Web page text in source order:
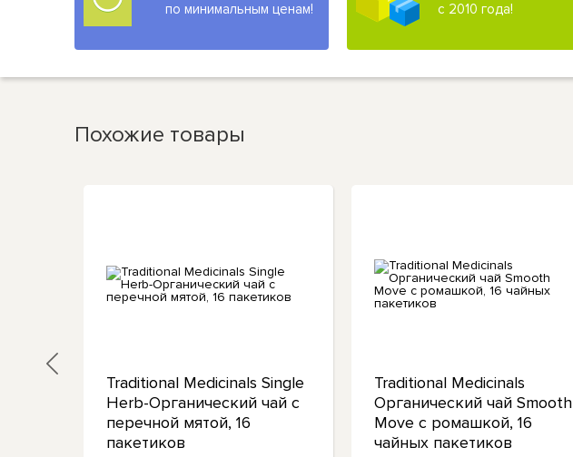
по минимальным ценам! с 2010 года!
Похожие товары
Traditional Medicinals Single
Herb-Органический чай с
перечной мятой, 16
пакетиков
Traditional Medicinals
Органический чай Smooth
Move с ромашкой, 16
чайных пакетиков